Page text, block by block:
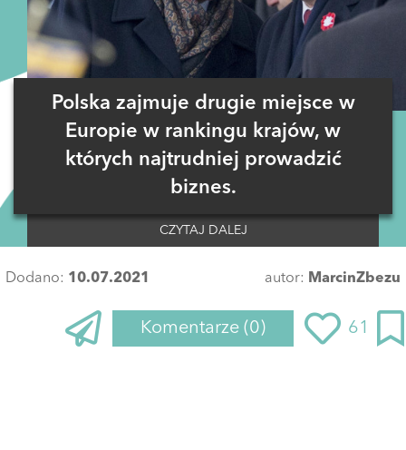
Polska zajmuje drugie miejsce w
Europie w rankingu krajów, w
których najtrudniej prowadzić
biznes.
CZYTAJ DALEJ
Dodano: 10.07.2021 autor: MarcinZbezu
Komentarze (0) 61